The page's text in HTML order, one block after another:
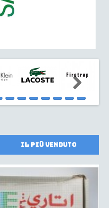
Il più venduto